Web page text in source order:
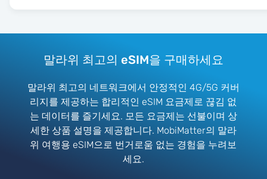
말라위 최고의 eSIM을 구매하세요
말라위 최고의 네트워크에서 안정적인 4G/5G 커버
리지를 제공하는 합리적인 eSIM 요금제로 끊김 없
는 데이터를 즐기세요. 모든 요금제는 선불이며 상
세한 상품 설명을 제공합니다. MobiMatter의 말라
위 여행용 eSIM으로 번거로움 없는 경험을 누려보
세요.